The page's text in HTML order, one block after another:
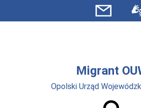
Przejdź do menu głównego
Migrant
Opolski Urząd